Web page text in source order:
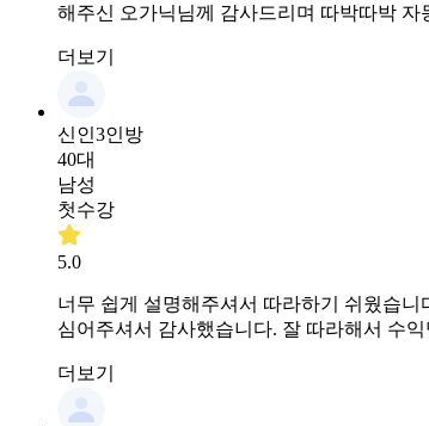
해주신 오가닉님께 감사드리며 따박따박
더보기
신인3인방
40대
남성
첫수강
5.0
너무 쉽게 설명해주셔서 따라하기 쉬웠습
심어주셔서 감사했습니다. 잘 따라해서 수
더보기